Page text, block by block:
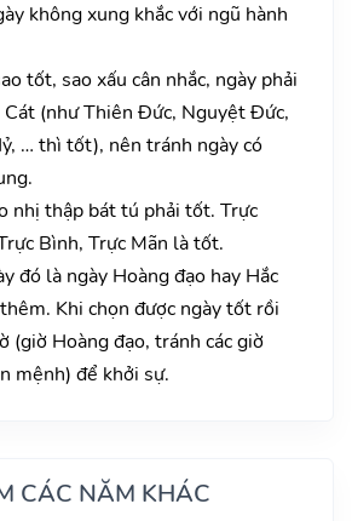
không xung khắc với ngũ hành
tốt, sao xấu cân nhắc, ngày phải
(như Thiên Đức, Nguyệt Đức,
… thì tốt), nên tránh ngày có
nhị thập bát tú phải tốt. Trực
Bình, Trực Mãn là tốt.
đó là ngày Hoàng đạo hay Hắc
Khi chọn được ngày tốt rồi
(giờ Hoàng đạo, tránh các giờ
mệnh) để khởi sự.
CÁC NĂM KHÁC